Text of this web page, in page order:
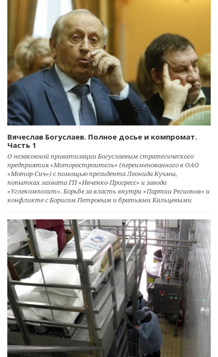
Вячеслав Богуслаев. Полное досье и компромат.
Часть 1
О незаконной приватизации Богуслаевым стратегического
предприятия «Моторостроитель» (переименованного в ОАО
«Мотор-Сич») с помощью президента Леонида Кучмы,
попытках захвата ГП «Ивченко-Прогресс» и завода
«Углекомпозит». Борьбе за власть внутри «Партии Регионов» и
конфликте с Борисом Петровым и братьями Кальцевыми